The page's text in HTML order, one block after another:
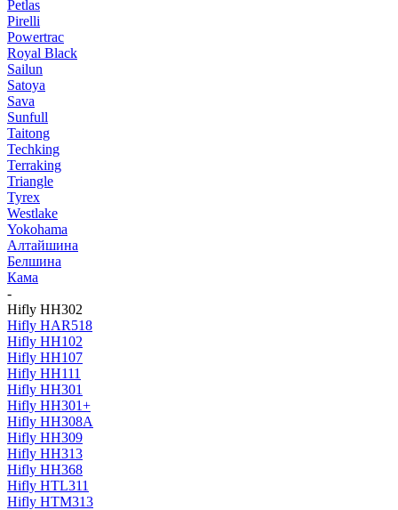
Petlas
Pirelli
Powertrac
Royal Black
Sailun
Satoya
Sava
Sunfull
Taitong
Techking
Terraking
Triangle
Tyrex
Westlake
Yokohama
Алтайшина
Белшина
Кама
-
Hifly HH302
Hifly HAR518
Hifly HH102
Hifly HH107
Hifly HH111
Hifly HH301
Hifly HH301+
Hifly HH308A
Hifly HH309
Hifly HH313
Hifly HH368
Hifly HTL311
Hifly HTM313